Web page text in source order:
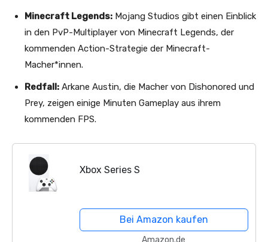
Minecraft Legends: Mojang Studios gibt einen Einblick
in den PvP-Multiplayer von Minecraft Legends, der
kommenden Action-Strategie der Minecraft-
Macher*innen.
Redfall: Arkane Austin, die Macher von Dishonored und
Prey, zeigen einige Minuten Gameplay aus ihrem
kommenden FPS.
Xbox Series S
Bei Amazon kaufen
Amazon.de